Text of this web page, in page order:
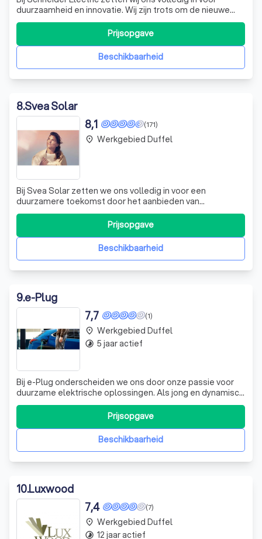
duurzaamheid en innovatie. Wij zijn trots om de nieuwe
EVlink Pro DC-laadpaal te presenteren, een state-of-the-
art oplossing voor het opladen van elektrische voertuigen.
Deze laadpaal is speciaal ontworpen om te voldoen aan
de hoge eisen van zowBeschikbaarheid
Prijsopgave
8.Svea Solar
(171)
8,1
Bij Svea Solar zetten we ons volledig in voor een
duurzamere toekomst door het aanbieden van
geavanceerde zonne-energieoplossingen. Wij geloven
sterk in de kracht van zonne-energie als middel om
klimaatverandering tegen te gaan en streven ernaar om
van duurzame energie een eenvoudige en rendabele op
Beschikbaarheid
Prijsopgave
place Werkgebied Duffel
9.e-Plug
(1)
7,7
Bij e-Plug onderscheiden we ons door onze passie voor
duurzame elektrische oplossingen. Als jong en dynamisch
bedrijf richten we ons op de verkoop en installatie van
innovatieve producten in de snelgroeiende markt van
zonne-energie en elektrische voertuigen. Onze expertise
stelt ons in staat om nietBeschikbaarheid
Prijsopgave
place Werkgebied Duffel
timelapse 5 jaar actief
10.Luxwood
(7)
7,4
place Werkgebied Duffel
timelapse 12 jaar actief